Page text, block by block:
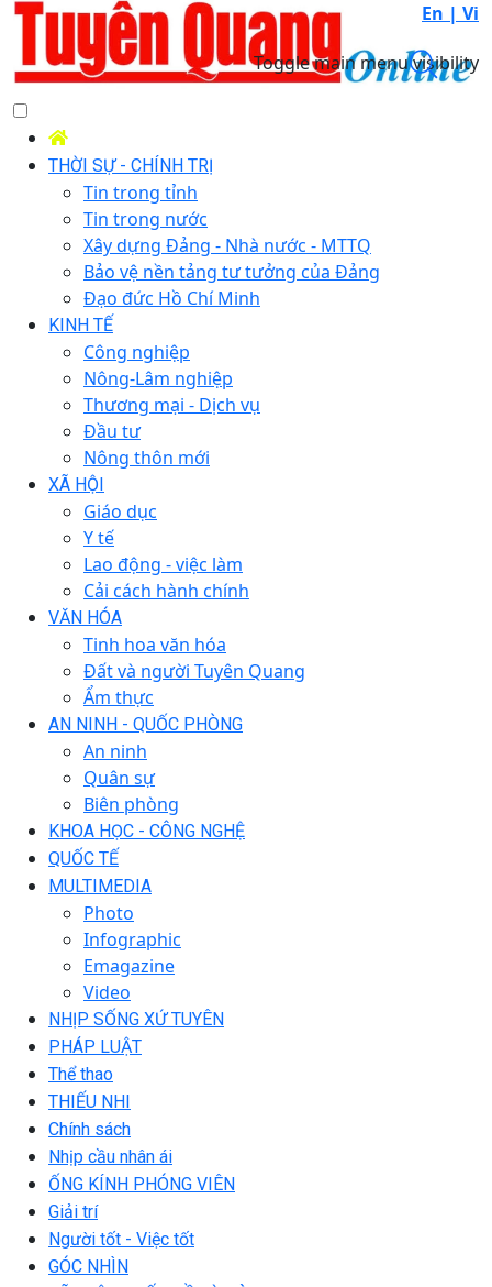
En | Vi
Toggle main menu visibility
THỜI SỰ - CHÍNH TRỊ
Tin trong tỉnh
Tin trong nước
Xây dựng Đảng - Nhà nước - MTTQ
Bảo vệ nền tảng tư tưởng của Đảng
Đạo đức Hồ Chí Minh
KINH TẾ
Công nghiệp
Nông-Lâm nghiệp
Thương mại - Dịch vụ
Đầu tư
Nông thôn mới
XÃ HỘI
Giáo dục
Y tế
Lao động - việc làm
Cải cách hành chính
VĂN HÓA
Tinh hoa văn hóa
Đất và người Tuyên Quang
Ẩm thực
AN NINH - QUỐC PHÒNG
An ninh
Quân sự
Biên phòng
KHOA HỌC - CÔNG NGHỆ
QUỐC TẾ
MULTIMEDIA
Photo
Infographic
Emagazine
Video
NHỊP SỐNG XỨ TUYÊN
PHÁP LUẬT
Thể thao
THIẾU NHI
Chính sách
Nhịp cầu nhân ái
ỐNG KÍNH PHÓNG VIÊN
Giải trí
Người tốt - Việc tốt
GÓC NHÌN